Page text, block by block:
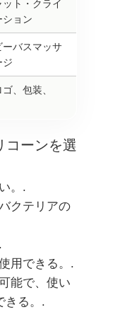
ト・クライ
ション
バスマッサ
ジ
、包装、
コーンを選
。.
クテリアの
用できる。.
能で、使い
きる。.